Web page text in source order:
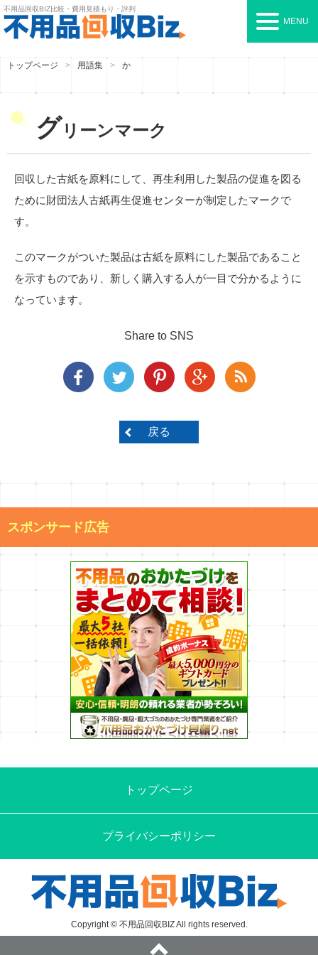
不用品回収BIZ比較・費用見積もり・評判
MENU
トップページ 用語集 か
グリーンマーク
回収した古紙を原料にして、再生利用した製品の促進を図る
ために財団法人古紙再生促進センターが制定したマークで
す。
このマークがついた製品は古紙を原料にした製品であること
を示すものであり、新しく購入する人が一目で分かるように
なっています。
Share to SNS
戻る
スポンサード広告
トップページ
プライバシーポリシー
Copyright © 不用品回収BIZ All rights reserved.